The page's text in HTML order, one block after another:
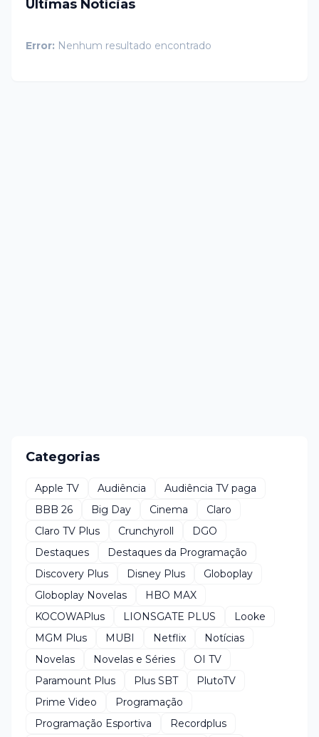
Últimas Notícias
Error: Nenhum resultado encontrado
Categorias
Apple TV Audiência
Audiência TV paga
BBB 26
Big Day Cinema
Claro
Claro TV Plus
Crunchyroll
DGO
Destaques
Destaques da Programação
Discovery Plus
Disney Plus
Globoplay
Globoplay Novelas
HBO MAX
KOCOWAPlus
LIONSGATE PLUS
Looke
MGM Plus
MUBI Netflix
Notícias
Novelas
Novelas e Séries
OI TV
Paramount Plus
Plus SBT
PlutoTV
Prime Video
Programação
Programação Esportiva
Recordplus